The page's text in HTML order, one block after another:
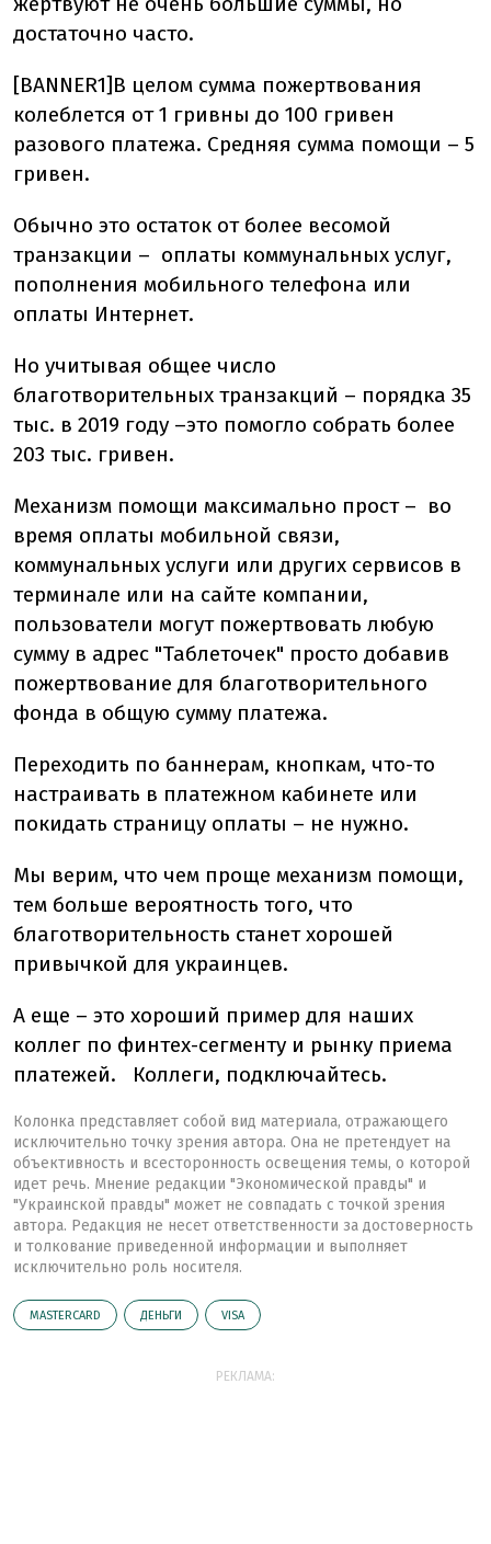
достаточно часто.
[BANNER1]В целом сумма пожертвования
колеблется от 1 гривны до 100 гривен
разового платежа. Средняя сумма помощи – 5
гривен.
Обычно это остаток от более весомой
транзакции – оплаты коммунальных услуг,
пополнения мобильного телефона или
оплаты Интернет.
Но учитывая общее число
благотворительных транзакций – порядка 35
тыс. в 2019 году –это помогло собрать более
203 тыс. гривен.
Механизм помощи максимально прост – во
время оплаты мобильной связи,
коммунальных услуги или других сервисов в
терминале или на сайте компании,
пользователи могут пожертвовать любую
сумму в адрес "Таблеточек" просто добавив
пожертвование для благотворительного
фонда в общую сумму платежа.
Переходить по баннерам, кнопкам, что-то
настраивать в платежном кабинете или
покидать страницу оплаты – не нужно.
Мы верим, что чем проще механизм помощи,
тем больше вероятность того, что
благотворительность станет хорошей
привычкой для украинцев.
А еще – это хороший пример для наших
коллег по финтех-сегменту и рынку приема
платежей. Коллеги, подключайтесь.
Колонка представляет собой вид материала, отражающего
исключительно точку зрения автора. Она не претендует на
объективность и всесторонность освещения темы, о которой
идет речь. Мнение редакции "Экономической правды" и
"Украинской правды" может не совпадать с точкой зрения
автора. Редакция не несет ответственности за достоверность
и толкование приведенной информации и выполняет
исключительно роль носителя.
MASTERCARD ДЕНЬГИ VISA
РЕКЛАМА: